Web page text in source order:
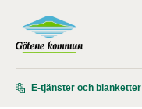
E-tjänster och blanketter